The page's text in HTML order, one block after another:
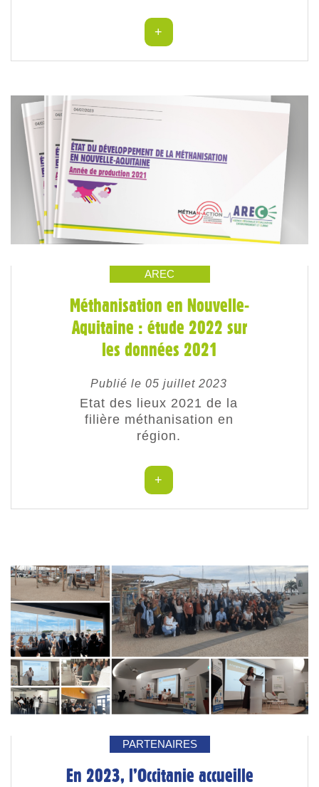
+
AREC
Méthanisation en Nouvelle-
Aquitaine : étude 2022 sur
les données 2021
Publié le 05 juillet 2023
Etat des lieux 2021 de la
filière méthanisation en
région.
+
PARTENAIRES
En 2023, l’Occitanie accueille